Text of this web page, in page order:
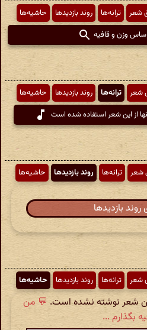
شعر ترانه‌ها روند بازدیدها
حاشیه‌ها
وزن و قافیه
شعر ترانه‌ها روند بازدیدها
حاشیه‌ها
از این شعر استفاده شده است
ترانه‌ها روند بازدیدها حاشیه‌ها
روند بازدیدها
شعر ترانه‌ها روند بازدیدها حاشیه‌ها
شعر نوشته نشده است. 💬 من
بگذارم ...